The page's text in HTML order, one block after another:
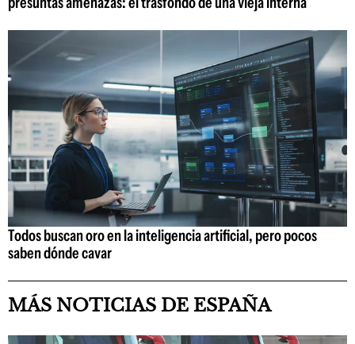
Todos buscan oro en la inteligencia artificial, pero pocos
saben dónde cavar
MÁS NOTICIAS DE ESPAÑA